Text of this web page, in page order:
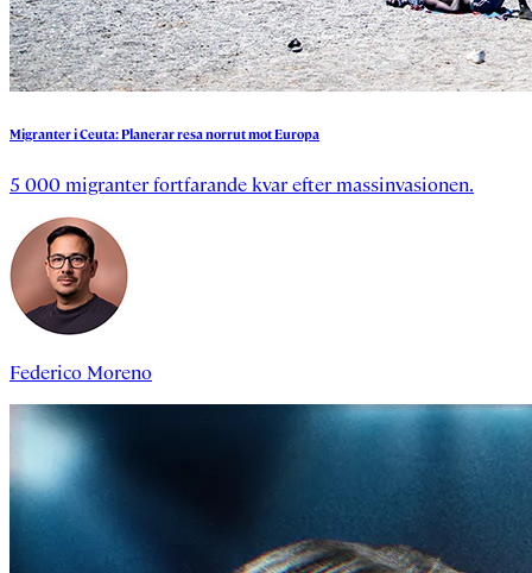
MigranteriCeuta:PlanerarresanorrutmotEuropa
5 000 migranter fortfarande kvar efter massinvasionen.
Federico Moreno